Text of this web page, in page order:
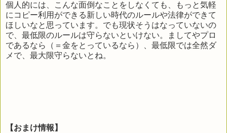
個人的には、こんな面倒なことをしなくても、もっと気軽
にコピー利用ができる新しい時代のルールや法律ができて
ほしいなと思っています。でも現状そうはなっていないの
で、最低限のルールは守らないといけない。ましてやプロ
であるなら（＝金をとっているなら）、最低限では全然ダ
メで、最大限守らないとね。
【おまけ情報】